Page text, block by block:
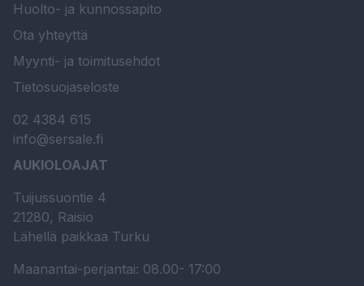
Huolto- ja kunnossapito
Ota yhteyttä
Myynti- ja toimitusehdot
Tietosuojaseloste
02 4384 615
info@sersale.fi
AUKIOLOAJAT
Tuijussuontie 4
21280, Raisio
Lähellä paikkaa Turku
Maanantai-perjantai: 08.00- 17:00